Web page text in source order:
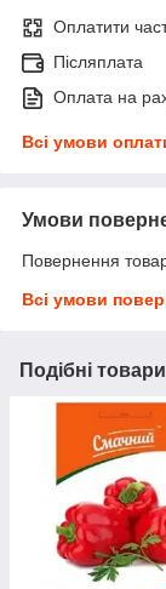
Оплатити
Післяплата
Оплата на
Всі умови
Умови
Повернення
Всі умови
Подібні